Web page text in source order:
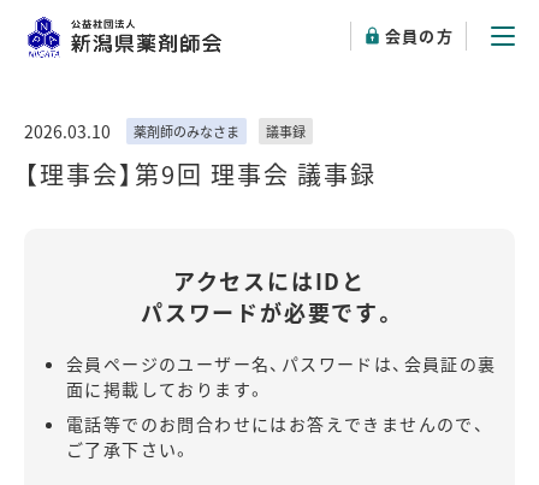
会員の方
【理事会】第9回 理事会 議事録
2026.03.10 薬剤師のみなさま 議事録
アクセスにはIDと
パスワードが必要です。
会員ページのユーザー名、パスワードは、会員証の裏
面に掲載しております。
電話等でのお問合わせにはお答えできませんので、
ご了承下さい。